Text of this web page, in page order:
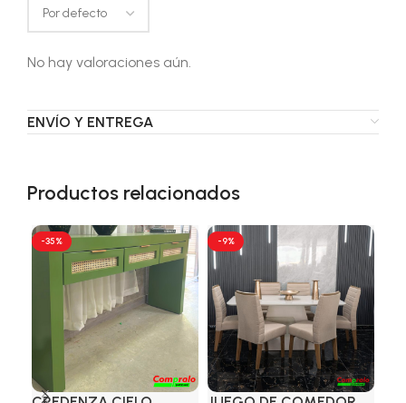
No hay valoraciones aún.
ENVÍO Y ENTREGA
Productos relacionados
-35% -9%